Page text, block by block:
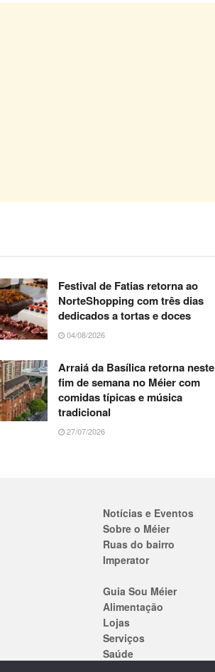
Festival de Fatias retorna ao
NorteShopping com três dias
dedicados a tortas e doces
04/08/2026
Arraiá da Basílica retorna neste
fim de semana no Méier com
comidas típicas e música
tradicional
27/07/2026
Notícias e Eventos
Sobre o Méier
Ruas do bairro
Imperator
Guia Sou Méier
Alimentação
Lojas
Serviços
Saúde